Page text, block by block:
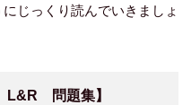
じっくり読んでいきましょ
L&R 問題集】